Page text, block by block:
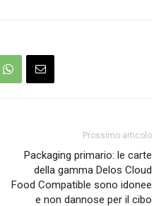
Prossimo articolo
Packaging primario: le carte
della gamma Delos Cloud
Food Compatible sono idonee
e non dannose per il cibo